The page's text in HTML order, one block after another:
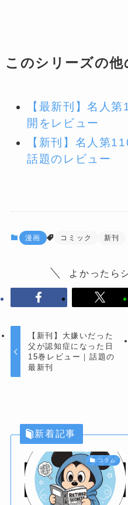
このシリーズの他
【最新刊】名人
開をレビュー
【新刊】名人第
話題のレビュー
漫画 コミック 新刊
よかったら
【新刊】大嫌いだった
父が認知症になった日
15巻レビュー｜話題の
最新刊
新着記事
コラム